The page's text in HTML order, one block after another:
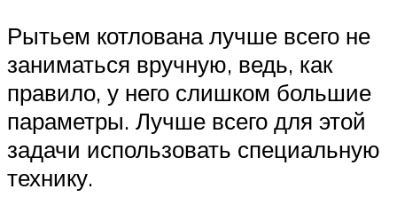
Рытьем котлована лучше всего не
заниматься вручную, ведь, как
правило, у него слишком большие
параметры. Лучше всего для этой
задачи использовать специальную
технику.